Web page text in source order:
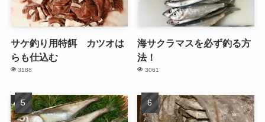
サケ釣り用特餌 カツオは
らも仕込む
3188
海サクラマスを必ず釣る方
法！
3061